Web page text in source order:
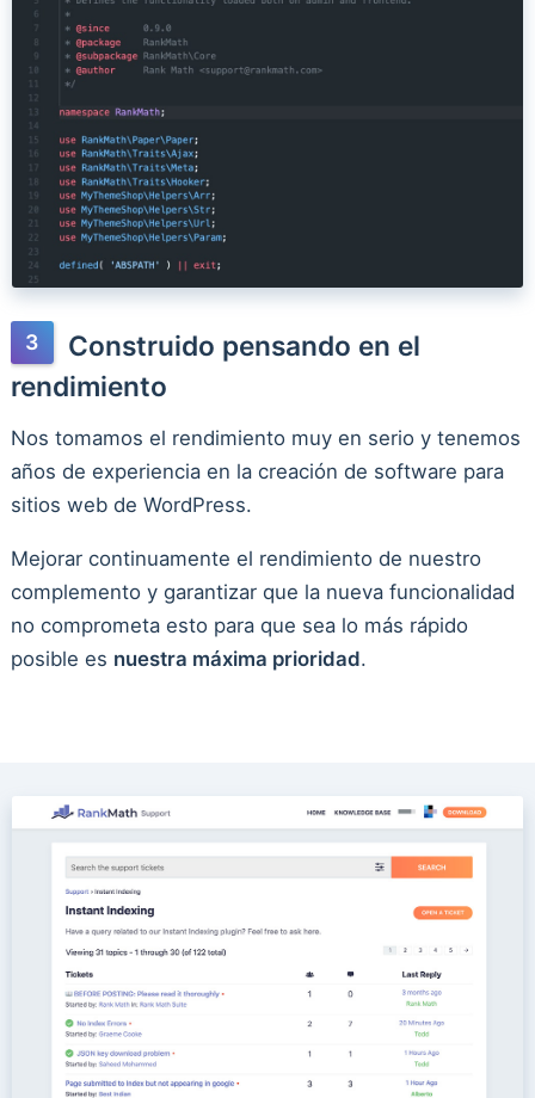
Construido pensando en el
rendimiento
Nos tomamos el rendimiento muy en serio y tenemos
años de experiencia en la creación de software para
sitios web de WordPress.
Mejorar continuamente el rendimiento de nuestro
complemento y garantizar que la nueva funcionalidad
no comprometa esto para que sea lo más rápido
posible es nuestra máxima prioridad.